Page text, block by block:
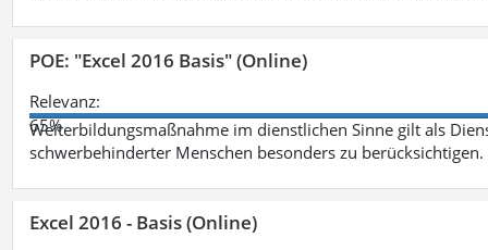
POE: "Excel 2016 Basis" (Online)
Relevanz:
65%
Weiterbildungsmaßnahme im dienstlichen Sinne gilt als
schwerbehinderter Menschen besonders zu berücksichtigen.
Excel 2016 - Basis (Online)